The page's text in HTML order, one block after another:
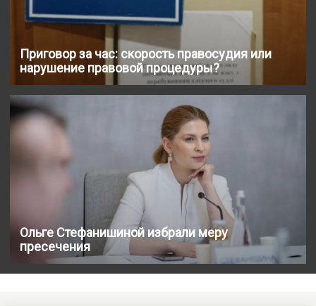
Приговор за час: скорость правосудия или
нарушение правовой процедуры?
Ольге Стефанишиной избрали меру
пресечения